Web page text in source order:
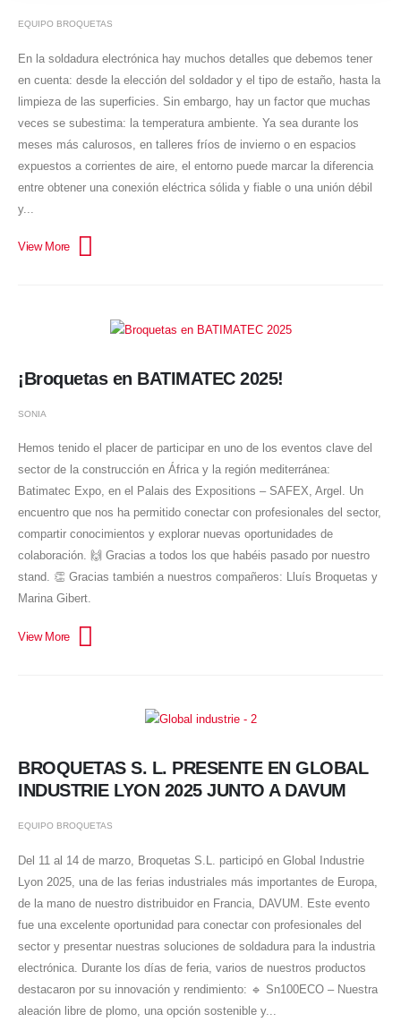
EQUIPO BROQUETAS
En la soldadura electrónica hay muchos detalles que debemos tener
en cuenta: desde la elección del soldador y el tipo de estaño, hasta la
limpieza de las superficies. Sin embargo, hay un factor que muchas
veces se subestima: la temperatura ambiente. Ya sea durante los
meses más calurosos, en talleres fríos de invierno o en espacios
expuestos a corrientes de aire, el entorno puede marcar la diferencia
entre obtener una conexión eléctrica sólida y fiable o una unión débil
y...
¡Broquetas en BATIMATEC 2025!
SONIA
Hemos tenido el placer de participar en uno de los eventos clave del
sector de la construcción en África y la región mediterránea:
Batimatec Expo, en el Palais des Expositions – SAFEX, Argel. Un
encuentro que nos ha permitido conectar con profesionales del sector,
compartir conocimientos y explorar nuevas oportunidades de
colaboración. 🙌 Gracias a todos los que habéis pasado por nuestro
stand. 👏 Gracias también a nuestros compañeros: Lluís Broquetas y
Marina Gibert.
BROQUETAS S. L. PRESENTE EN GLOBAL
INDUSTRIE LYON 2025 JUNTO A DAVUM
EQUIPO BROQUETAS
Del 11 al 14 de marzo, Broquetas S.L. participó en Global Industrie
Lyon 2025, una de las ferias industriales más importantes de Europa,
de la mano de nuestro distribuidor en Francia, DAVUM. Este evento
fue una excelente oportunidad para conectar con profesionales del
sector y presentar nuestras soluciones de soldadura para la industria
electrónica. Durante los días de feria, varios de nuestros productos
destacaron por su innovación y rendimiento: 🔹 Sn100ECO – Nuestra
aleación libre de plomo, una opción sostenible y...